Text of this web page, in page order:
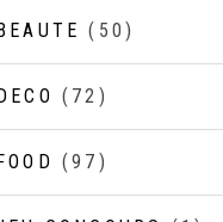
(50)
(72)
(97)